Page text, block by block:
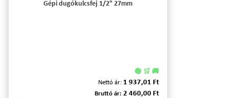
Gépi dugókulcsfej 1/2" 27mm
🟢 🛒 🚚
Nettó ár: 1 937,01 Ft
Bruttó ár: 2 460,00 Ft